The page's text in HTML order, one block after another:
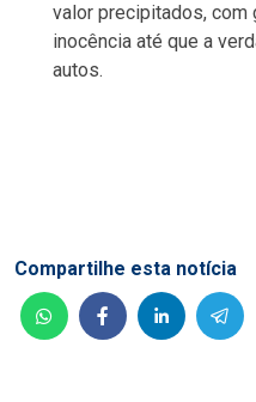
valor precipitados, com
inocência até que a
autos.
Compartilhe esta notícia